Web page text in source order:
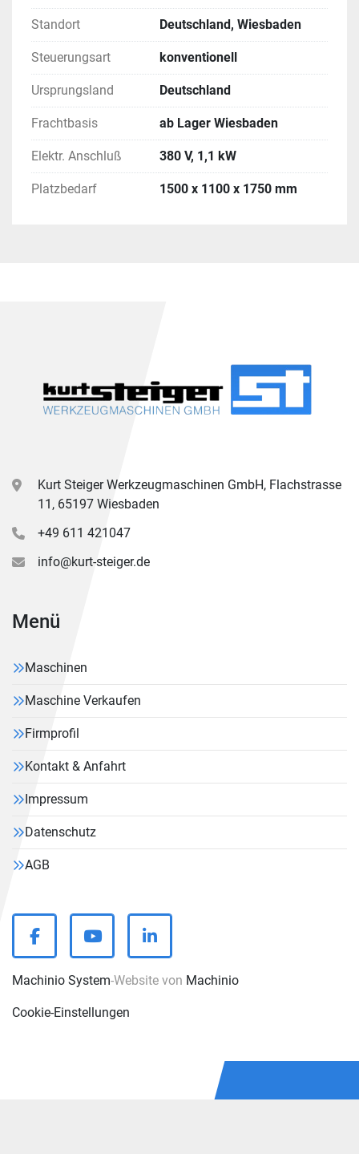
Standort Deutschland, Wiesbaden
Steuerungsart konventionell
Ursprungsland Deutschland
Frachtbasis ab Lager Wiesbaden
Elektr. Anschluß 380 V, 1,1 kW
Platzbedarf 1500 x 1100 x 1750 mm
Kurt Steiger Werkzeugmaschinen GmbH, Flachstrasse
11, 65197 Wiesbaden
+49 611 421047
info@kurt-steiger.de
Menü
Maschinen
Maschine Verkaufen
Firmprofil
Kontakt & Anfahrt
Impressum
Datenschutz
AGB
facebookyoutubelinkedin
Machinio System-Website von Machinio
Cookie-Einstellungen